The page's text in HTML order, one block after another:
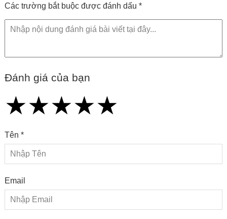
Các trường bắt buộc được đánh dấu *
Đánh giá của bạn
★
★★
★★★
★★★★
★★★★★
Tên *
Email